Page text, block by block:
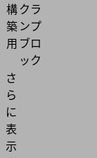
構
築
用
クラ
ンプ
ブロ
ック
さ
ら
に
表
示